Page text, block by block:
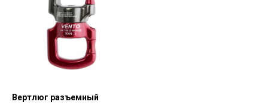
Вертлюг разъемный